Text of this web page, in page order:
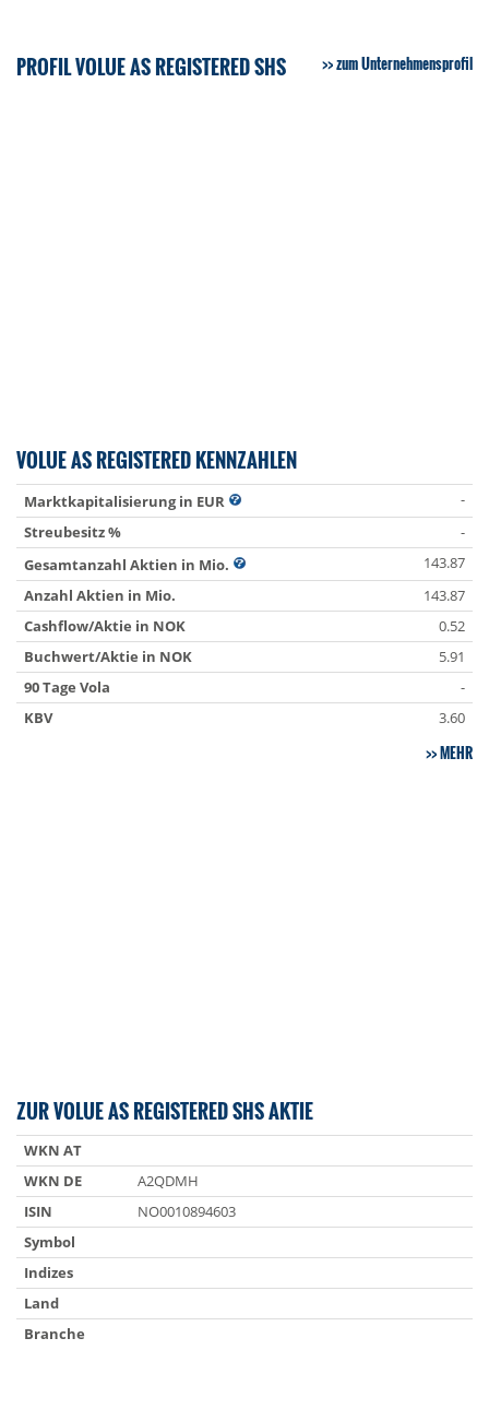
PROFIL VOLUE AS REGISTERED SHS zum Unternehmensprofil
VOLUE AS REGISTERED KENNZAHLEN
Marktkapitalisierung in EUR
-
Streubesitz %
-
Gesamtanzahl Aktien in Mio.
143.87
Anzahl Aktien in Mio.
143.87
Cashflow/Aktie in NOK
0.52
Buchwert/Aktie in NOK
5.91
90 Tage Vola
-
KBV
3.60
MEHR
ZUR VOLUE AS REGISTERED SHS AKTIE
WKN AT
WKN DE
A2QDMH
ISIN
NO0010894603
Symbol
Indizes
Land
Branche